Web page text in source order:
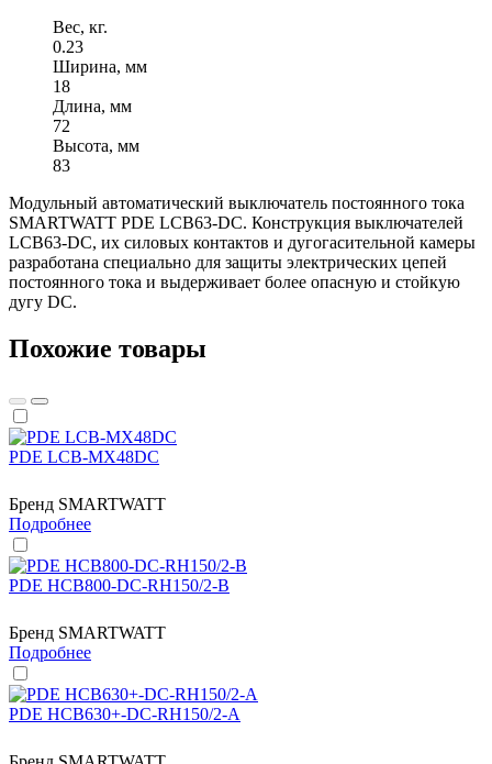
Вес, кг.
0.23
Ширина, мм
18
Длина, мм
72
Высота, мм
83
Модульный автоматический выключатель постоянного тока
SMARTWATT PDE LCB63-DC. Конструкция выключателей
LCB63-DC, их силовых контактов и дугогасительной камеры
разработана специально для защиты электрических цепей
постоянного тока и выдерживает более опасную и стойкую
дугу DC.
Похожие товары
PDE LCB-MX48DC
Бренд SMARTWATT
Подробнее
PDE HCB800-DC-RH150/2-B
Бренд SMARTWATT
Подробнее
PDE HCB630+-DC-RH150/2-A